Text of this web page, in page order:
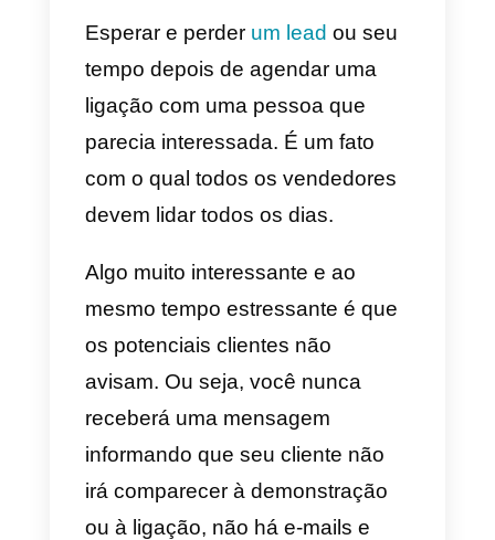
esses problemas que ocorrem
aos vendedores quando fazem
seu trabalho. Eles não são tão
impactantes quanto quando uma
pessoa não aparece para uma
chamada ou demonstração do
produto. O simples ato de
que algo aconteça é muito
frustrante.
Esperar e perderum lead
tempo depois de agendar uma